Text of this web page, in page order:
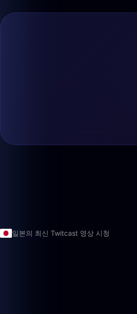
일본의 최신 Twitcast 영상 시청